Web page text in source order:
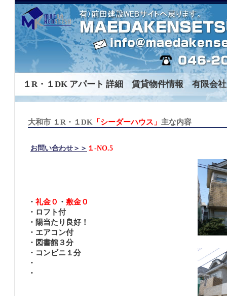
１R・１DK アパート 詳細 賃貸物件情報 有限会社
大和市 １R・１DK 「シーダーハウス」 主な内容
お問い合わせ＞＞ １-NO.5
・ 礼金０ ・ 敷金０
・ロフト付
・陽当たり良好！
・エアコン付
・図書館３分
・コンビニ１分
・
・